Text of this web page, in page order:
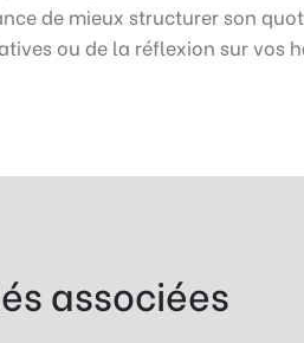
de mieux structurer son
ou de la réflexion sur vos
associées